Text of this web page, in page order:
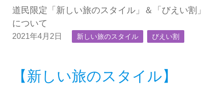
道民限定「新しい旅のスタイル」＆「びえい割」
について
2021年4月2日 新しい旅のスタイル びえい割
【新しい旅のスタイル】